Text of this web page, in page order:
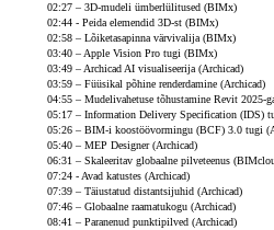
02:27 – 3D-mudeli ümberlülitused (BIMx)
02:44 - Peida elemendid 3D-st (BIMx)
02:58 – Lõiketasapinna värvivalija (BIMx)
03:40 – Apple Vision Pro tugi (BIMx)
03:49 – Archicad AI visualiseerija (Archicad)
03:59 – Füüsikal põhine renderdamine (Archicad)
04:55 – Mudelivahetuse tõhustamine Revit 2025-
05:17 – Information Delivery Specification (IDS)
05:26 – BIM-i koostöövormingu (BCF) 3.0 tugi
05:40 – MEP Designer (Archicad)
06:31 – Skaleeritav globaalne pilveteenus
07:24 - Avad katustes (Archicad)
07:39 – Täiustatud distantsijuhid (Archicad)
07:46 – Globaalne raamatukogu (Archicad)
08:41 – Paranenud punktipilved (Archicad)